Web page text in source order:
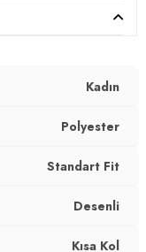
Kadın
Polyester
Standart Fit
Desenli
Kısa Kol